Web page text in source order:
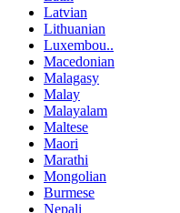
Latvian
Lithuanian
Luxembou..
Macedonian
Malagasy
Malay
Malayalam
Maltese
Maori
Marathi
Mongolian
Burmese
Nepali